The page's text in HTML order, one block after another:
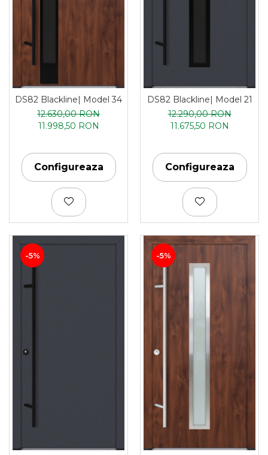
DS82 Blackline| Model 34
12.630,00 RON
11.998,50 RON
Configureaza
DS82 Blackline| Model 21
12.290,00 RON
11.675,50 RON
Configureaza
-5% -5%